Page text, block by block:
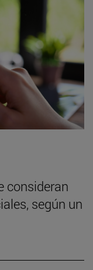
consideran
según un